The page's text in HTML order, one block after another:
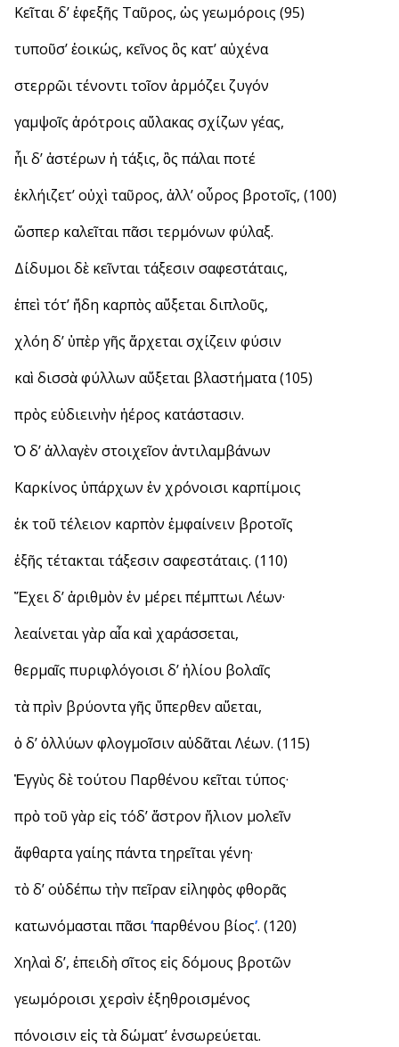
Κεῖται δ’ ἐφεξῆς Ταῦρος, ὡς γεωμόροις (95)
τυποῦσ’ ἐοικώς, κεῖνος ὃς κατ’ αὐχένα
στερρῶι τένοντι τοῖον ἁρμόζει ζυγόν
γαμψοῖς ἀρότροις αὔλακας σχίζων γέας,
ἧι δ’ ἀστέρων ἡ τάξις, ὃς πάλαι ποτέ
ἐκλήιζετ’ οὐχὶ ταῦρος, ἀλλ’ οὖρος βροτοῖς, (100)
ὥσπερ καλεῖται πᾶσι τερμόνων φύλαξ.
Δίδυμοι δὲ κεῖνται τάξεσιν σαφεστάταις,
ἐπεὶ τότ’ ἤδη καρπὸς αὔξεται διπλοῦς,
χλόη δ’ ὑπὲρ γῆς ἄρχεται σχίζειν φύσιν
καὶ δισσὰ φύλλων αὔξεται βλαστήματα (105)
πρὸς εὐδιεινὴν ἠέρος κατάστασιν.
Ὁ δ’ ἀλλαγὲν στοιχεῖον ἀντιλαμβάνων
Καρκίνος ὑπάρχων ἐν χρόνοισι καρπίμοις
ἐκ τοῦ τέλειον καρπὸν ἐμφαίνειν βροτοῖς
ἑξῆς τέτακται τάξεσιν σαφεστάταις. (110)
Ἔχει δ’ ἀριθμὸν ἐν μέρει πέμπτωι Λέων·
λεαίνεται γὰρ αἶα καὶ χαράσσεται,
θερμαῖς πυριφλόγοισι δ’ ἡλίου βολαῖς
τὰ πρὶν βρύοντα γῆς ὕπερθεν αὔεται,
ὁ δ’ ὀλλύων φλογμοῖσιν αὐδᾶται Λέων. (115)
Ἐγγὺς δὲ τούτου Παρθένου κεῖται τύπος·
πρὸ τοῦ γὰρ εἰς τόδ’ ἄστρον ἥλιον μολεῖν
ἄφθαρτα γαίης πάντα τηρεῖται γένη·
τὸ δ’ οὐδέπω τὴν πεῖραν εἰληφὸς φθορᾶς
κατωνόμασται πᾶσι‘παρθένου βίος’. (120)
Χηλαὶ δ’, ἐπειδὴ σῖτος εἰς δόμους βροτῶν
γεωμόροισι χερσὶν ἐξηθροισμένος
πόνοισιν εἰς τὰ δώματ’ ἐνσωρεύεται.